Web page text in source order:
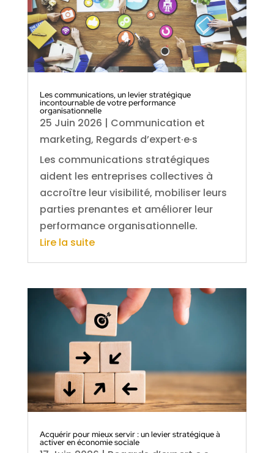
Les communications, un levier stratégique
incontournable de votre performance
organisationnelle
25 Juin 2026 | Communication et
marketing, Regards d’expert·e·s
Les communications stratégiques
aident les entreprises collectives à
accroître leur visibilité, mobiliser leurs
parties prenantes et améliorer leur
performance organisationnelle.
Lire la suite
Acquérir pour mieux servir : un levier stratégique à
activer en économie sociale